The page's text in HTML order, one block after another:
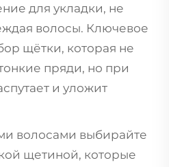
для укладки, не
волосы. Ключевое
щётки, которая не
пряди, но при
и уложит
волосами выбирайте
щетиной, которые